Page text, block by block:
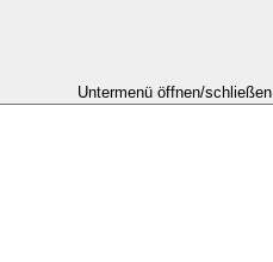
Untermenü öffnen/schließen